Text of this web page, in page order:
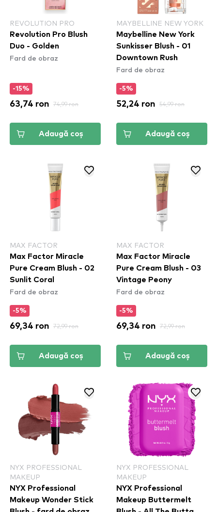
REVOLUTION PRO
Revolution Pro Blush
Duo - Golden
Fard de obraz
-15%
63,74 ron 74,99 ron
Adaugă coș
MAYBELLINE NEW YORK
Maybelline New York
Sunkisser Blush - 01
Downtown Rush​
Fard de obraz
-5%
52,24 ron 54,99 ron
Adaugă coș
MAX FACTOR
Max Factor Miracle
Pure Cream Blush - 02
Sunlit Coral
Fard de obraz
-5%
69,34 ron 72,99 ron
Adaugă coș
MAX FACTOR
Max Factor Miracle
Pure Cream Blush - 03
Vintage Peony
Fard de obraz
-5%
69,34 ron 72,99 ron
Adaugă coș
NYX PROFESSIONAL
MAKEUP
NYX Professional
Makeup Wonder Stick
NYX PROFESSIONAL
MAKEUP
NYX Professional
Makeup Buttermelt